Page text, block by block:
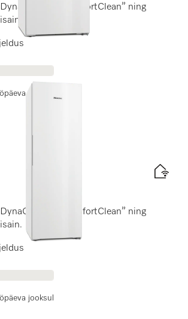
ja “ComfortClean” ning
Flag, Energiamärgis
jooksul
ja “ComfortClean” ning
Flag, Energiamärgis
jooksul